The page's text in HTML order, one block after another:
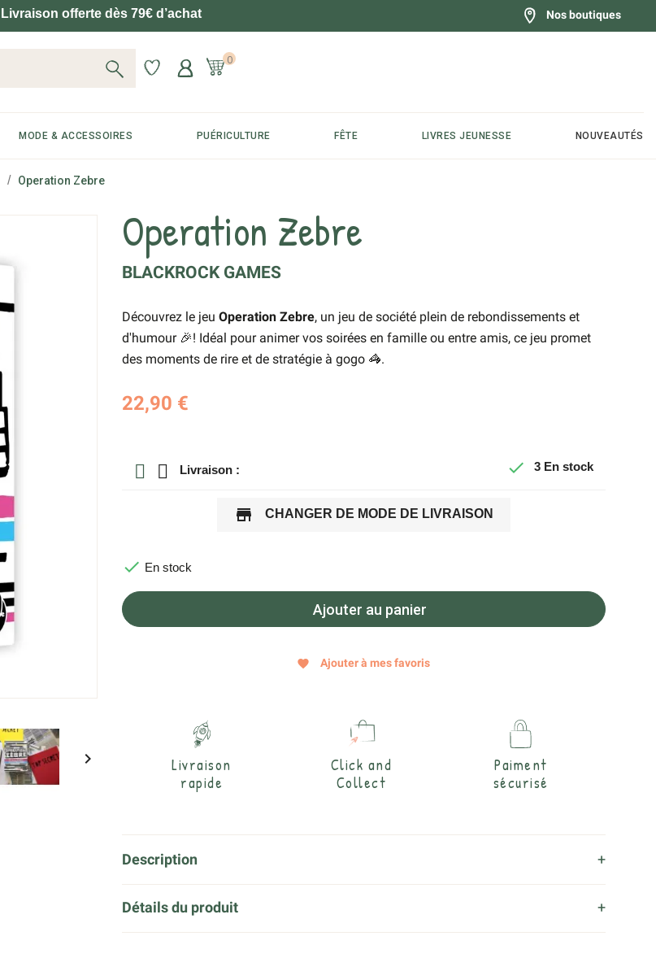
Livraison offerte dès 79€ d’achat Nos boutiques
0
MODE & ACCESSOIRES PUÉRICULTURE FÊTE LIVRES JEUNESSE NOUVEAUTÉS
Operation Zebre

Operation Zebre
BLACKROCK GAMES
Découvrez le jeu Operation Zebre, un jeu de société plein de rebondissements et
d'humour 🎉! Idéal pour animer vos soirées en famille ou entre amis, ce jeu promet
des moments de rire et de stratégie à gogo 🦓.
22,90 €
Livraison :  3 En stock
store CHANGER DE MODE DE LIVRAISON
 En stock
Ajouter au panier
favorite Ajouter à mes favoris
Livraison
rapide
Click and
Collect
Paiment
sécurisé
Description
Détails du produit